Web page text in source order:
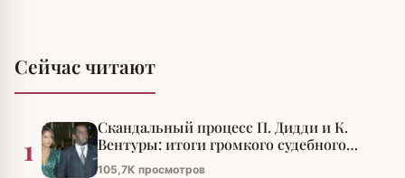
Сейчас читают
1
Скандальный процесс П. Дидди и К.
Вентуры: итоги громкого судебного
разбирательства
105,7К просмотров